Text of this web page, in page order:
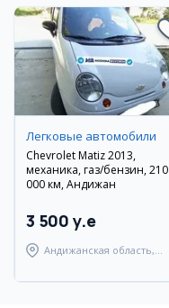
Легковые автомобили
Chevrolet Matiz 2013,
механика, газ/бензин, 210
000 км, Андижан
3 500 y.e
Андижанская область,